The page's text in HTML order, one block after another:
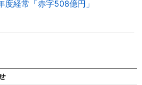
経常「赤字508億円」